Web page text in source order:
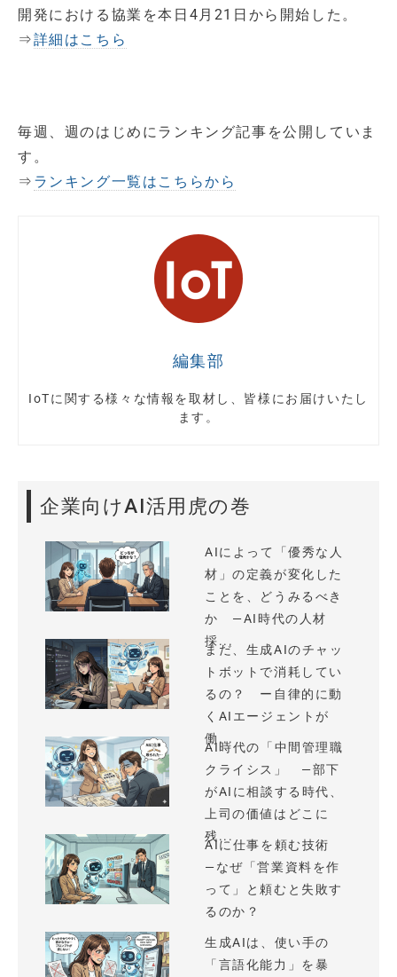
開発における協業を本日4月21日から開始した。
⇒詳細はこちら
毎週、週のはじめにランキング記事を公開していま
す。
⇒ ランキング一覧はこちらから
編集部
IoTに関する様々な情報を取材し、皆様にお届けいたし
ます。
企業向けAI活用虎の巻
AIによって「優秀な人
材」の定義が変化した
ことを、どうみるべき
か —AI時代の人材
採...
まだ、生成AIのチャッ
トボットで消耗してい
るの？ ー自律的に動
くAIエージェントが
働...
AI時代の「中間管理職
クライシス」 —部下
がAIに相談する時代、
上司の価値はどこに
残...
AIに仕事を頼む技術
—なぜ「営業資料を作
って」と頼むと失敗す
るのか？
生成AIは、使い手の
「言語化能力」を暴